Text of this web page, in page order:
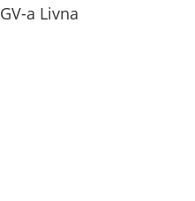
a Livna